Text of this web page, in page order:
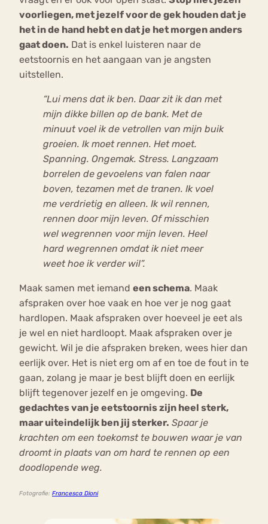
voorliegen, met jezelf voor de gek houden dat je
het in de hand hebt en dat je het morgen anders
gaat doen. Dat is enkel luisteren naar de
eetstoornis en het aangaan van je angsten
uitstellen.
“Lui mens dat ik ben. Daar zit ik dan met
mijn dikke billen op de bank. Met de
minuut voel ik de vetrollen van mijn buik
groeien. Ik moet rennen. Het moet.
Spanning. Ongemak. Stress. Langzaam
borrelen de gevoelens van falen naar
boven, tezamen met de tranen. Ik voel
me verdrietig en alleen. Ik wil rennen,
rennen door mijn leven. Of misschien
wel wegrennen voor mijn leven. Heel
hard wegrennen omdat ik niet meer
weet hoe ik verder wil”.
Maak samen met iemand een schema. Maak
afspraken over hoe vaak en hoe ver je nog gaat
hardlopen. Maak afspraken over hoeveel je eet als
je wel en niet hardloopt. Maak afspraken over je
gewicht. Wil je die afspraken breken, wees hier dan
eerlijk over. Het is niet erg om af en toe de fout in te
gaan, zolang je maar je best blijft doen en eerlijk
blijft tegenover jezelf en je omgeving. De
gedachtes van je eetstoornis zijn heel sterk,
maar uiteindelijk ben jij sterker. Spaar je
krachten om een toekomst te bouwen waar je van
droomt in plaats van om hard te rennen op een
doodlopende weg.
Fotografie: Francesca Dioni